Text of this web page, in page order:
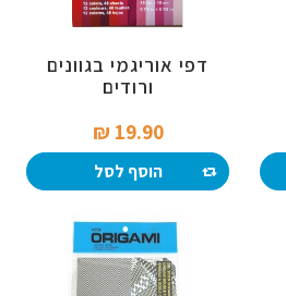
דפי אוריגמי בגוונים
ורודים
19.90 ₪‎
הוסף לסל